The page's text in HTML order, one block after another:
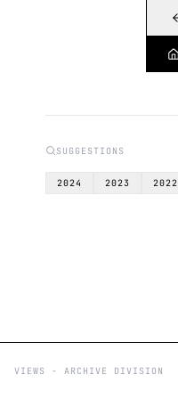
SUGGESTIONS
2024 2023 2022
VIEWS - ARCHIVE DIVISION